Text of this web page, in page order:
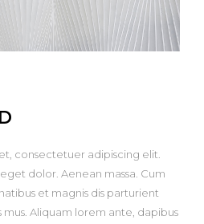
consectetuer adipiscing elit.
dolor. Aenean massa. Cum
et magnis dis parturient
mus. Aliquam lorem ante, dapibus